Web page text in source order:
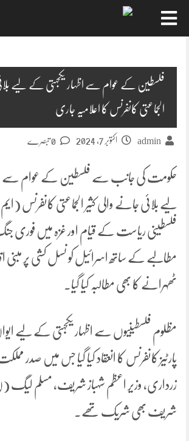
فلسطین کے عوام سے اظہار یکجہتی کے لیے
الجماعتی کانفرنس کا اعلامیہ جاری
admin اکتوبر 7, 2024
حکومت کی جانب سے فلسطین کے عوام سے
لیے بلائی جانے والی کثیر الجماعتی کانفرنس
فلسطینی ریاست کے قیام اور غزہ میں
مطالبے کے ساتھ اسرائیل کو نسل کشی پر مبنی
ٹھہرانے کا بھی مطالبہ کیا گیا۔
مظلوم فلسطینیوں سے اظہار یکجہتی کے لیے
پارٹیز کانفرنس کا انعقاد کیا گیا جس میں صدر
زرداری، وزیر اعظم شہباز شریف، مسلم
شریف بھی شریک تھے۔